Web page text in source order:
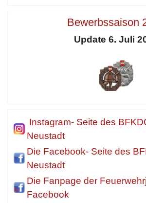
Bewerbssaison
Update 6. Juli
Instagram- Seite des
Neustadt
Die Facebook- Seite des
Neustadt
Die Fanpage der
Facebook